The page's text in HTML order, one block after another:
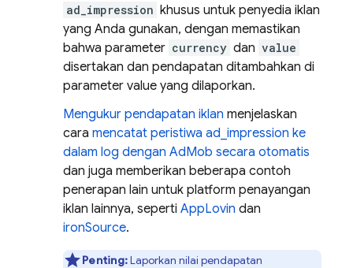
ad_impression khusus untuk penyedia iklan
yang Anda gunakan, dengan memastikan
bahwa parameter currency dan value
disertakan dan pendapatan ditambahkan di
parameter value yang dilaporkan.
Mengukur pendapatan iklan menjelaskan
cara mencatat peristiwa ad_impression ke
dalam log dengan AdMob secara otomatis
dan juga memberikan beberapa contoh
penerapan lain untuk platform penayangan
iklan lainnya, seperti AppLovin dan
ironSource.
Penting:Laporkan nilai pendapatan